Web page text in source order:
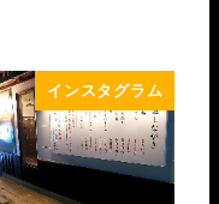
インスタグラム